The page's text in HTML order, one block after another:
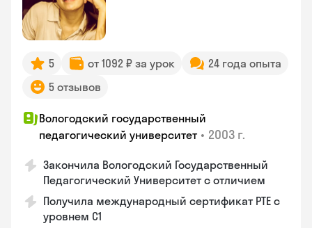
5 от 1092 ₽ за урок
24 года опыта
5 отзывов
Вологодский государственный
педагогический университет • 2003 г.
Закончила Вологодский Государственный
Педагогический Университет с отличием
Получила международный сертификат PTE с
уровнем C1